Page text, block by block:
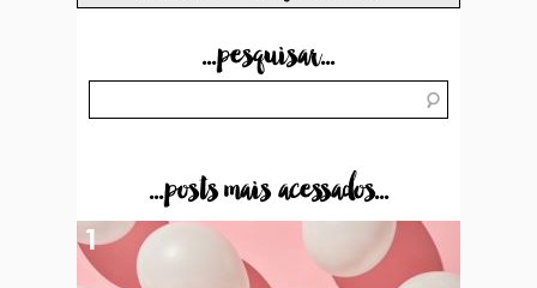
...pesquisar...
...posts mais acessados...
1